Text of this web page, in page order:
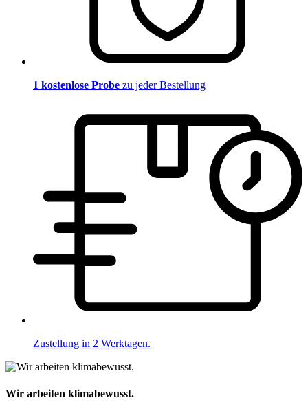
1 kostenlose Probe zu jeder Bestellung
Zustellung in 2 Werktagen.
Wir arbeiten klimabewusst.